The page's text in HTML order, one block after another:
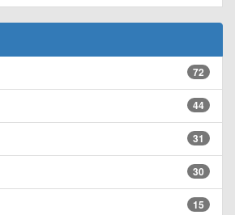
72
44
31
30
15